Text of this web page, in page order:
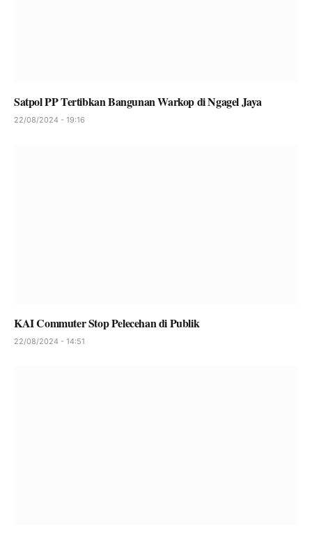
Satpol PP Tertibkan Bangunan Warkop di Ngagel Jaya
22/08/2024 - 19:16
KAI Commuter Stop Pelecehan di Publik
22/08/2024 - 14:51